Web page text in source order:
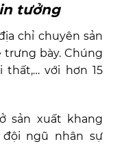
tưởng
chỉ chuyên sản
bày. Chúng
với hơn 15
sản xuất khang
ngũ nhân sự